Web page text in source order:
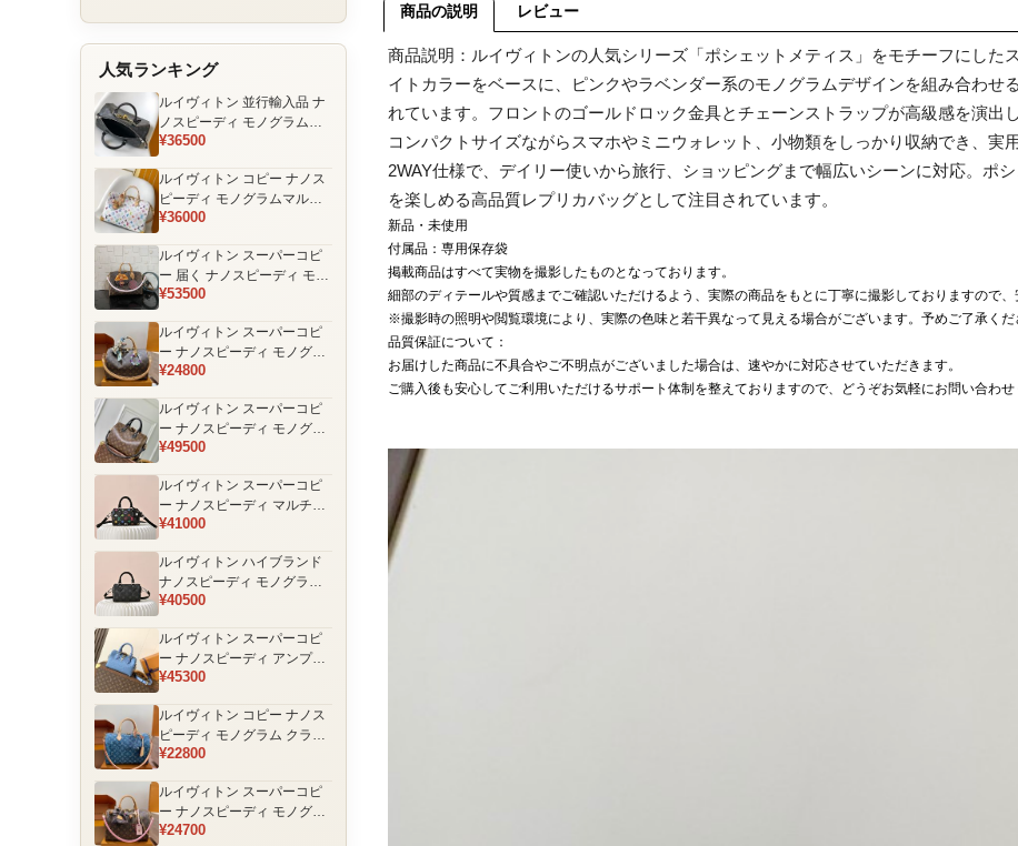
人気ランキング
ルイヴィトン 並行輸入品 ナ
ノスピーディ モノグラムエ
クリプス ブラック チェーン
¥36500
ルイヴィトン コピー ナノス
ピーディ モノグラムマルチ
カラー ホワイト ゴールド金
バッグ
¥36000
ルイヴィトン スーパーコピ
ー 届く ナノスピーディ モノ
グラム ポーチ付き ミニボス
品
¥53500
ルイヴィトン スーパーコピ
ー ナノスピーディ モノグラ
ム 編み込みストラップ ミニ
気モデル
¥24800
ルイヴィトン スーパーコピ
ー ナノスピーディ モノグラ
ム ブラックハンドル 2WAY
¥49500
ルイヴィトン スーパーコピ
ー ナノスピーディ マルチカ
ラーモノグラム ミニボスト
ス
¥41000
ルイヴィトン ハイブランド
ナノスピーディ モノグラム
シャドウ 2WAYミニバッグ
¥40500
ルイヴィトン スーパーコピ
ー ナノスピーディ アンプラ
ントレザー ミニボストンバ
すめ
¥45300
ルイヴィトン コピー ナノス
ピーディ モノグラム クラシ
ックデザイン ミニボストン
¥22800
ルイヴィトン スーパーコピ
ー ナノスピーディ モノグラ
ム チャーム装飾 ミニボスト
¥24700
商品の説明 レビュー
商品説明：ルイヴィトンの人気シリーズ「ポシェットメティス」をモチーフにした
イトカラーをベースに、ピンクやラベンダー系のモノグラムデザインを組み合わせ
れています。フロントのゴールドロック金具とチェーンストラップが高級感を演出
コンパクトサイズながらスマホやミニウォレット、小物類をしっかり収納でき、実
2WAY仕様で、デイリー使いから旅行、ショッピングまで幅広いシーンに対応。ポ
を楽しめる高品質レプリカバッグとして注目されています。
新品・未使用
付属品：専用保存袋
掲載商品はすべて実物を撮影したものとなっております。
細部のディテールや質感までご確認いただけるよう、実際の商品をもとに丁寧に撮影しておりますので、
※撮影時の照明や閲覧環境により、実際の色味と若干異なって見える場合がございます。予めご了承くだ
品質保証について：
お届けした商品に不具合やご不明点がございました場合は、速やかに対応させていただきます。
ご購入後も安心してご利用いただけるサポート体制を整えておりますので、どうぞお気軽にお問い合わせ